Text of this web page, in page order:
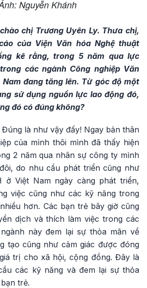
Nguyễn Khánh
chị Trương Uyên Ly. Thưa chị,
của Viện Văn hóa Nghệ thuật
kê rằng, trong 5 năm qua lực
các ngành Công nghiệp Văn
Nam đang tăng lên. Từ góc độ một
sử dụng nguồn lực lao động đó,
đó có đúng không?
Đúng là như vậy đấy! Ngay bản thân
của mình thôi mình đã thấy hiện
2 năm qua nhân sự công ty mình
do nhu cầu phát triển cũng như
ở Việt Nam ngày càng phát triển,
việc cũng như các kỹ năng trong
hơn. Các bạn trẻ bây giờ cũng
dịch và thích làm việc trong các
này đem lại sự thỏa mãn về
tạo cũng như cảm giác được đóng
trị cho xã hội, cộng đồng. Đây là
các kỹ năng và đem lại sự thỏa
trẻ.